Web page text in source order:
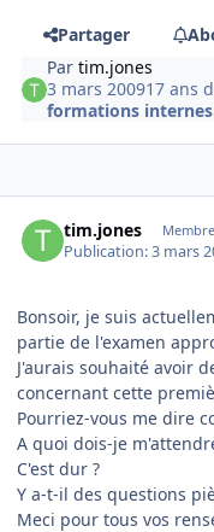
Partager
Partim.jones
3 mars 200917 ans
formations
tim.jones Membre
Publication:3 mars
Bonsoir, je suis
partie de l'examen
J'aurais souhaité avoir
concernant cette
Pourriez-vous me dire
A quoi dois-je
C'est dur ?
Y a-t-il des questions
Meci pour tous vos